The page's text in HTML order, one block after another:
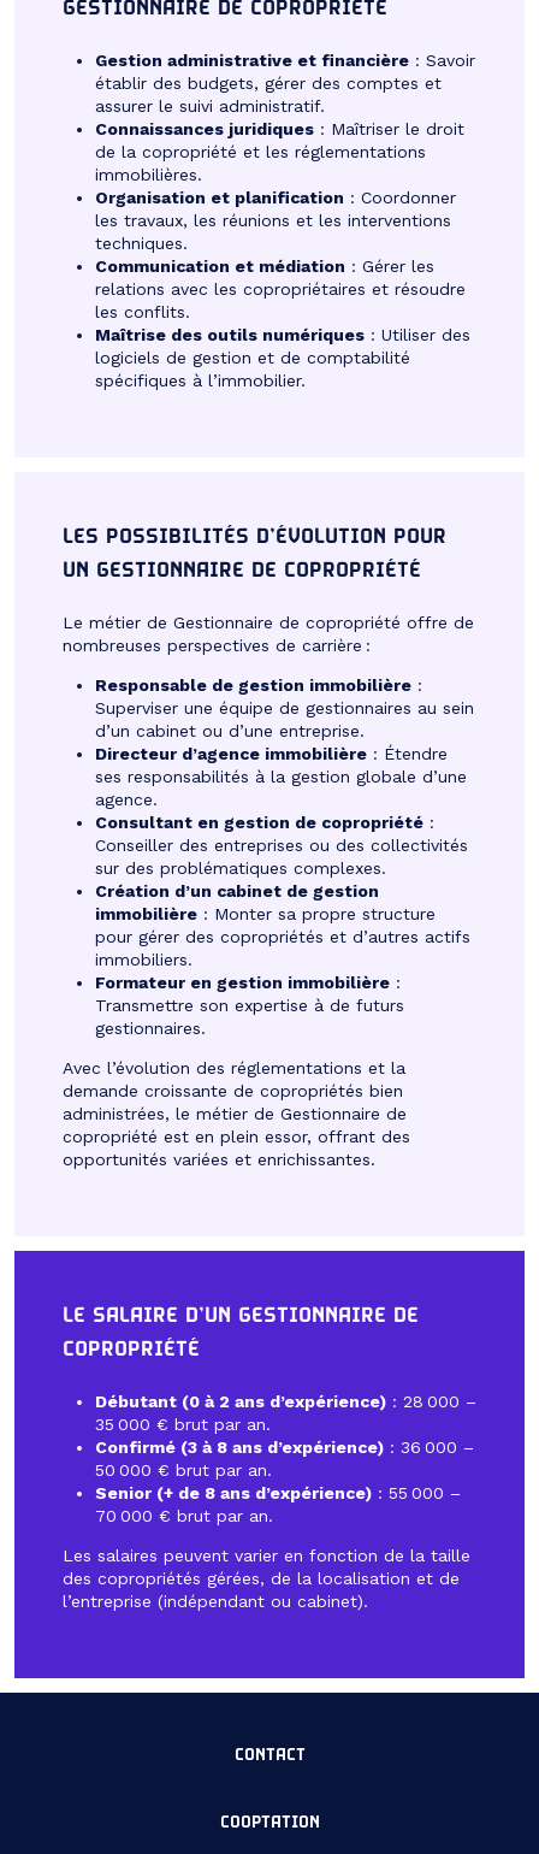
GESTIONNAIRE DE COPROPRIÉTÉ
Gestion administrative et financière : Savoir
établir des budgets, gérer des comptes et
assurer le suivi administratif.
Connaissances juridiques : Maîtriser le droit
de la copropriété et les réglementations
immobilières.
Organisation et planification : Coordonner
les travaux, les réunions et les interventions
techniques.
Communication et médiation : Gérer les
relations avec les copropriétaires et résoudre
les conflits.
Maîtrise des outils numériques : Utiliser des
logiciels de gestion et de comptabilité
spécifiques à l’immobilier.
LES POSSIBILITÉS D’ÉVOLUTION POUR
UN GESTIONNAIRE DE COPROPRIÉTÉ
Le métier de Gestionnaire de copropriété offre de
nombreuses perspectives de carrière :
Responsable de gestion immobilière :
Superviser une équipe de gestionnaires au sein
d’un cabinet ou d’une entreprise.
Directeur d’agence immobilière : Étendre
ses responsabilités à la gestion globale d’une
agence.
Consultant en gestion de copropriété :
Conseiller des entreprises ou des collectivités
sur des problématiques complexes.
Création d’un cabinet de gestion
immobilière : Monter sa propre structure
pour gérer des copropriétés et d’autres actifs
immobiliers.
Formateur en gestion immobilière :
Transmettre son expertise à de futurs
gestionnaires.
Avec l’évolution des réglementations et la
demande croissante de copropriétés bien
administrées, le métier de Gestionnaire de
copropriété est en plein essor, offrant des
opportunités variées et enrichissantes.
LE SALAIRE D’UN GESTIONNAIRE DE
COPROPRIÉTÉ
Débutant (0 à 2 ans d’expérience) : 28 000 –
35 000 € brut par an.
Confirmé (3 à 8 ans d’expérience) : 36 000 –
50 000 € brut par an.
Senior (+ de 8 ans d’expérience) : 55 000 –
70 000 € brut par an.
Les salaires peuvent varier en fonction de la taille
des copropriétés gérées, de la localisation et de
l’entreprise (indépendant ou cabinet).
CONTACT
COOPTATION